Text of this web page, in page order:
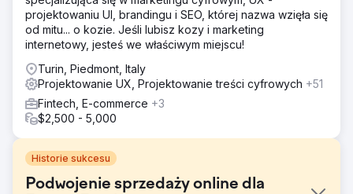
projektowaniu UI, brandingu i SEO, której nazwa wzięła się
od mitu... o kozie. Jeśli lubisz kozy i marketing
internetowy, jesteś we właściwym miejscu!
Turin, Piedmont, Italy
Projektowanie UX, Projektowanie treści cyfrowych +51
Fintech, E-commerce +3
$2,500 - 5,000
Historie sukcesu
Podwojenie sprzedaży online dla